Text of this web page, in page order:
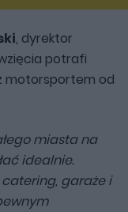
, dyrektor
potrafi
motorsportem od
miasta na
idealnie.
garaże i